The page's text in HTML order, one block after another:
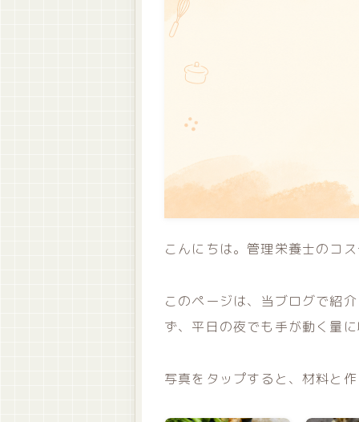
こんにちは。管理栄養士のコ
このページは、当ブログで紹
ず、平日の夜でも手が動く量
写真をタップすると、材料と